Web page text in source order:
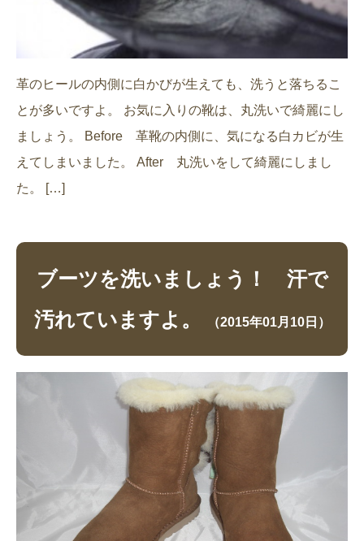
革のヒールの内側に白かびが生えても、洗うと落ちるこ
とが多いですよ。 お気に入りの靴は、丸洗いで綺麗にし
ましょう。 Before 革靴の内側に、気になる白カビが生
えてしまいました。 After 丸洗いをして綺麗にしまし
た。 […]
ブーツを洗いましょう！ 汗で
汚れていますよ。
（2015年01月10日）